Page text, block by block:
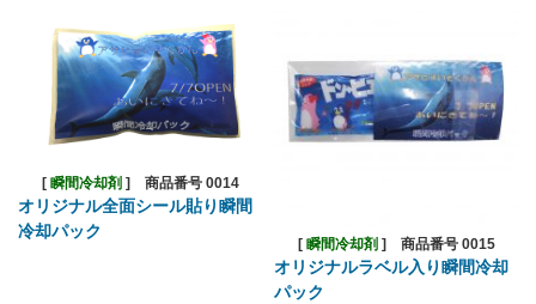
[ 瞬間冷却剤 ] 商品番号 0014
オリジナル全面シール貼り瞬間
冷却パック
[ 瞬間冷却剤 ] 商品番号 0015
オリジナルラベル入り瞬間冷却
パック